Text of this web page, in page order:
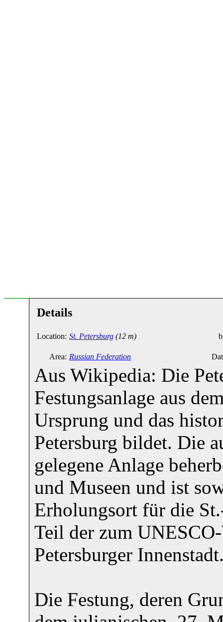
Details
Location: St. Petersburg (12 m)
Area: Russian Federation
Aus Wikipedia: Die
Festungsanlage aus
Ursprung und das
Petersburg bildet. Die
gelegene Anlage
und Museen und ist
Erholungsort für die
Teil der zum
Petersburger
Die Festung, deren